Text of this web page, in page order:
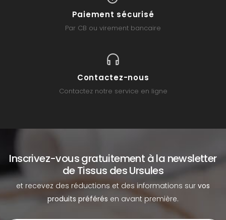
Paiement sécurisé
Par CB ou virement bancaire
Contactez-nous
Contactez notre service en ligne
Inscrivez-vous gratuitement à la newsletter
de Tissus des Ursules
et recevez des réductions et des informations sur vos
produits préférés en avant première.